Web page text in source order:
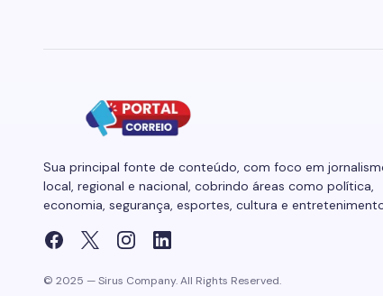
Sua principal fonte de conteúdo, com foco em
local, regional e nacional, cobrindo áreas como política,
economia, segurança, esportes, cultura e
© 2025 — Sirus Company. All Rights Reserved.